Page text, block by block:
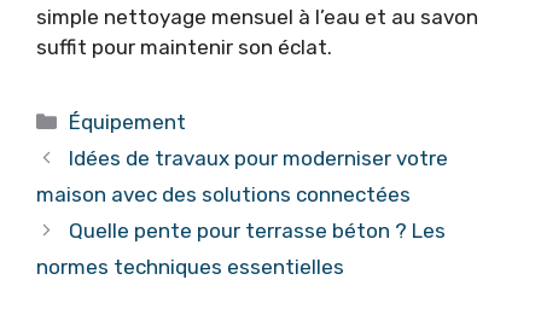
simple nettoyage mensuel à l’eau et au savon
suffit pour maintenir son éclat.
Catégories
Équipement
Idées de travaux pour moderniser votre
maison avec des solutions connectées
Quelle pente pour terrasse béton ? Les
normes techniques essentielles